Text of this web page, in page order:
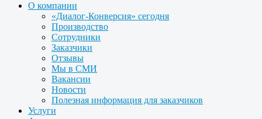
О компании
«Диалог-Конверсия» сегодня
Производство
Сотрудники
Заказчики
Отзывы
Мы в СМИ
Вакансии
Новости
Полезная информация для заказчиков
Услуги